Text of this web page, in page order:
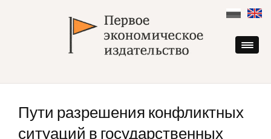
content
Пути разрешения конфликтных
ситуаций в государственных